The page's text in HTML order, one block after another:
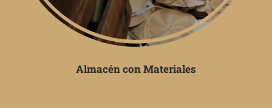
Almacén con Materiales